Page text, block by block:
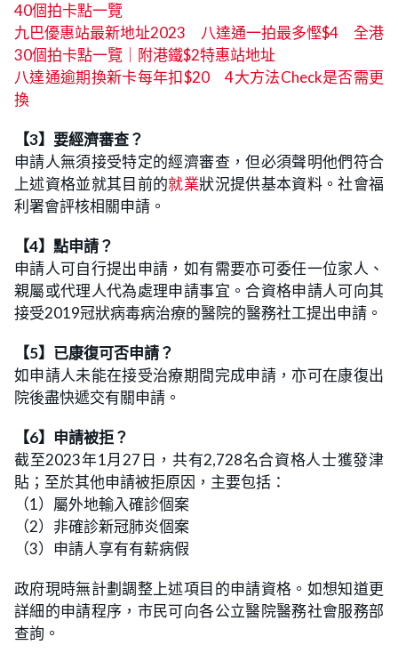
40個拍卡點一覽
九巴優惠站最新地址2023 八達通一拍最多慳$4 全港
30個拍卡點一覽｜附港鐵$2特惠站地址
八達通逾期換新卡每年扣$20 4大方法Check是否需更
換
【3】要經濟審查？
申請人無須接受特定的經濟審查，但必須聲明他們符合
上述資格並就其目前的就業狀況提供基本資料。社會福
利署會評核相關申請。
【4】點申請？
申請人可自行提出申請，如有需要亦可委任一位家人、
親屬或代理人代為處理申請事宜。合資格申請人可向其
接受2019冠狀病毒病治療的醫院的醫務社工提出申請。
【5】已康復可否申請？
如申請人未能在接受治療期間完成申請，亦可在康復出
院後盡快遞交有關申請。
【6】申請被拒？
截至2023年1月27日，共有2,728名合資格人士獲發津
貼；至於其他申請被拒原因，主要包括：
（1）屬外地輸入確診個案
（2）非確診新冠肺炎個案
（3）申請人享有有薪病假
政府現時無計劃調整上述項目的申請資格。如想知道更
詳細的申請程序，市民可向各公立醫院醫務社會服務部
查詢。